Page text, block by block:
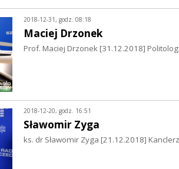
2018-12-31, godz. 08:18
Maciej Drzonek
Prof. Maciej Drzonek [31.12.2018]
2018-12-20, godz. 16:51
Sławomir Zyga
ks. dr Sławomir Zyga [21.12.2018]